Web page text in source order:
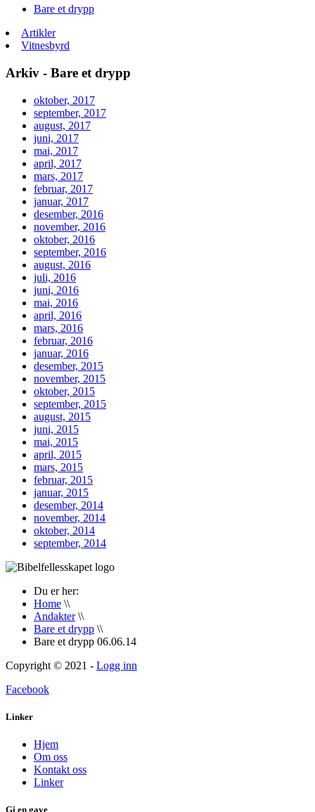
Bare et drypp
Artikler
Vitnesbyrd
Arkiv - Bare et drypp
oktober, 2017
september, 2017
august, 2017
juni, 2017
mai, 2017
april, 2017
mars, 2017
februar, 2017
januar, 2017
desember, 2016
november, 2016
oktober, 2016
september, 2016
august, 2016
juli, 2016
juni, 2016
mai, 2016
april, 2016
mars, 2016
februar, 2016
januar, 2016
desember, 2015
november, 2015
oktober, 2015
september, 2015
august, 2015
juni, 2015
mai, 2015
april, 2015
mars, 2015
februar, 2015
januar, 2015
desember, 2014
november, 2014
oktober, 2014
september, 2014
Du er her:
Home \\
Andakter \\
Bare et drypp \\
Bare et drypp 06.06.14
Copyright © 2021 - Logg inn
Facebook
Linker
Hjem
Om oss
Kontakt oss
Linker
Gi en gave